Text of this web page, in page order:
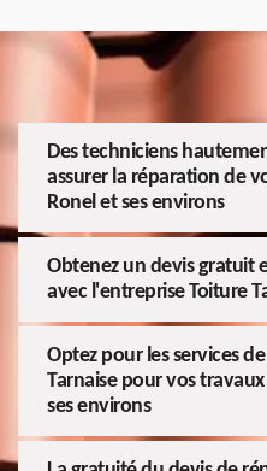
Des techniciens
assurer la réparation de
Ronel et ses environs
Obtenez un devis gratuit
avec l'entreprise Toiture
Optez pour les services
Tarnaise pour vos
ses environs